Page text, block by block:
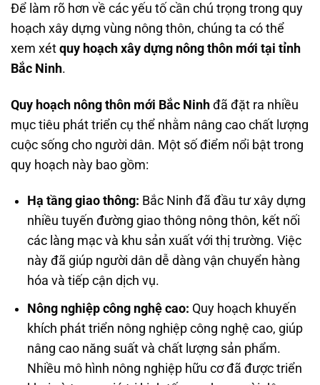
Để làm rõ hơn về các yếu tố cần chú trọng trong quy
hoạch xây dựng vùng nông thôn, chúng ta có thể
xem xét quy hoạch xây dựng nông thôn mới tại tỉnh
Bắc Ninh.
Quy hoạch nông thôn mới Bắc Ninh đã đặt ra nhiều
mục tiêu phát triển cụ thể nhằm nâng cao chất lượng
cuộc sống cho người dân. Một số điểm nổi bật trong
quy hoạch này bao gồm:
Hạ tầng giao thông: Bắc Ninh đã đầu tư xây dựng
nhiều tuyến đường giao thông nông thôn, kết nối
các làng mạc và khu sản xuất với thị trường. Việc
này đã giúp người dân dễ dàng vận chuyển hàng
hóa và tiếp cận dịch vụ.
Nông nghiệp công nghệ cao: Quy hoạch khuyến
khích phát triển nông nghiệp công nghệ cao, giúp
nâng cao năng suất và chất lượng sản phẩm.
Nhiều mô hình nông nghiệp hữu cơ đã được triển